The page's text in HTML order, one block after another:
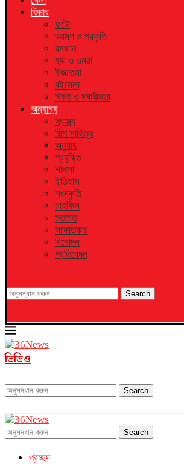
ফিচার
ফটো
ভ্রমণ ও প্রকৃতি
রমজান
হজ ও ওমরা
ইজতেমা
বইমেলা
বিজয় ও স্বাধীনতা
অন্যান্য
স্বাস্থ্য
শিল্প সাহিত্য
অনুবাদ
প্রযুক্তি
শাপলা
ইতিহাস
সংস্কৃতি
মাহফিল
মতামত
সাক্ষাতকার
বিনোদন
প্রতিবেদন
Search
ভিডিও
Search
Search
প্রচ্ছদ